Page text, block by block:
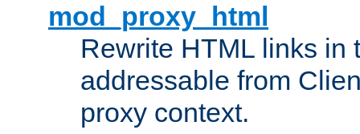
mod_proxy_html
Rewrite HTML links in
addressable from
proxy context.